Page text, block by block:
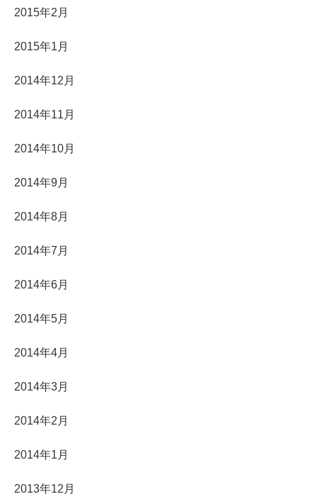
2015年2月
2015年1月
2014年12月
2014年11月
2014年10月
2014年9月
2014年8月
2014年7月
2014年6月
2014年5月
2014年4月
2014年3月
2014年2月
2014年1月
2013年12月